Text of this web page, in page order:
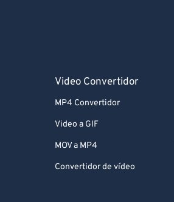
Video Convertidor
MP4 Convertidor
Video a GIF
MOV a MP4
Convertidor de vídeo